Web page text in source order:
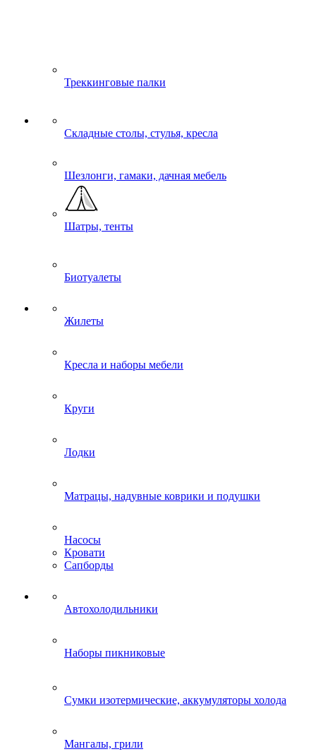
Треккинговые палки
Складные столы, стулья, кресла
Шезлонги, гамаки, дачная мебель
Шатры, тенты
Биотуалеты
Жилеты
Кресла и наборы мебели
Круги
Лодки
Матрацы, надувные коврики и подушки
Насосы
Кровати
Сапборды
Автохолодильники
Наборы пикниковые
Сумки изотермические, аккумуляторы холода
Мангалы, грили